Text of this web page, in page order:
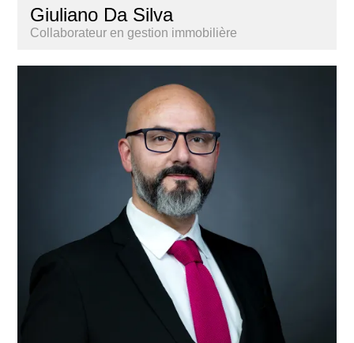
Giuliano Da Silva
Collaborateur en gestion immobilière